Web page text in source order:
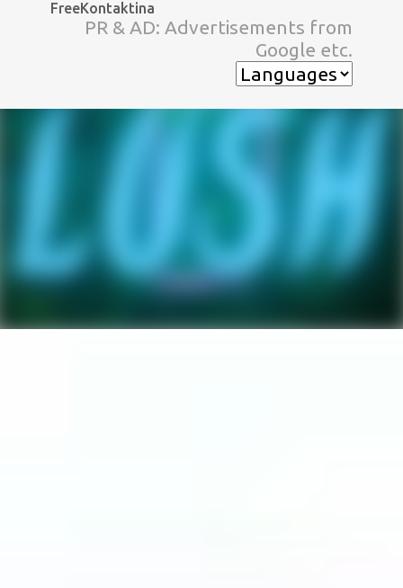
スキップしてメイン コンテンツに移動
FreeKontaktina
PR & AD: Advertisements from
Google etc.